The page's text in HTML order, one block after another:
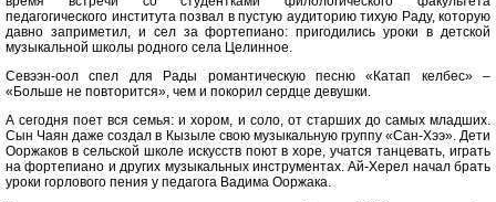
педагогического института позвал в пустую аудиторию тихую Раду, которую
давно заприметил, и сел за фортепиано: пригодились уроки в детской
музыкальной школы родного села Целинное.
Севээн-оол спел для Рады романтическую песню «Катап келбес» –
«Больше не повторится», чем и покорил сердце девушки.
А сегодня поет вся семья: и хором, и соло, от старших до самых младших.
Сын Чаян даже создал в Кызыле свою музыкальную группу «Сан-Хээ». Дети
Ооржаков в сельской школе искусств поют в хоре, учатся танцевать, играть
на фортепиано и других музыкальных инструментах. Ай-Херел начал брать
уроки горлового пения у педагога Вадима Ооржака.